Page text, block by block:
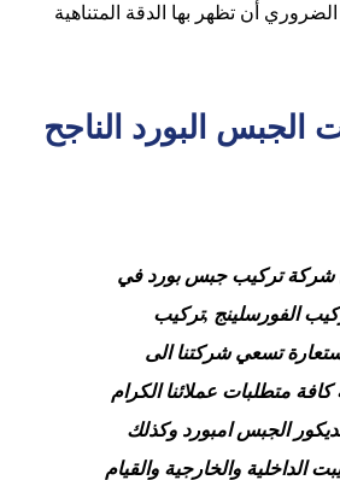
أن تظهر بها الدقة المتناهية
الجبس البورد الناجح
تركيب جبس بورد في
الفورسلينج ,تركيب
تسعي شركتنا الى
كافة متطلبات عملائنا الكرام
الجبس امبورد وكذلك
الداخلية والخارجية والقيام